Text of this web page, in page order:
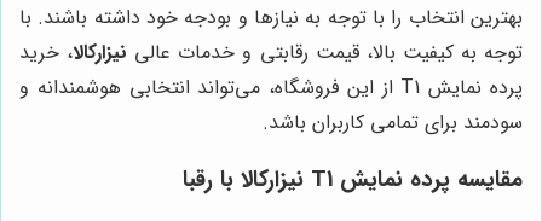
بهترین انتخاب را با توجه به نیازها و بودجه خود داشته باشند. با
توجه به کیفیت بالا، قیمت رقابتی و خدمات عالی نیزارکالا، خرید
پرده نمایش T1 از این فروشگاه، می‌تواند انتخابی هوشمندانه و
سودمند برای تمامی کاربران باشد.
مقایسه پرده نمایش T1 نیزارکالا با رقبا